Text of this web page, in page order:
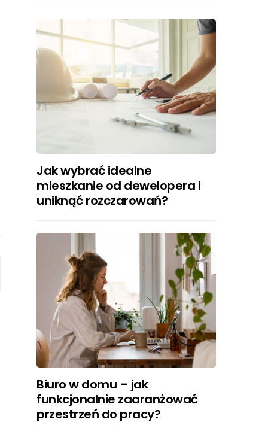
Jak wybrać idealne
mieszkanie od dewelopera i
uniknąć rozczarowań?
Biuro w domu – jak
funkcjonalnie zaaranżować
przestrzeń do pracy?